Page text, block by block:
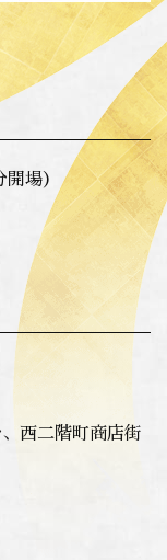
場）
西二階町商店街